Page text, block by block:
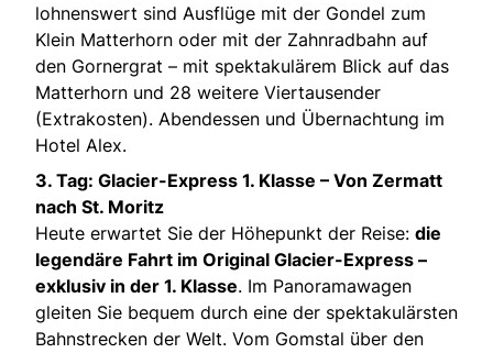
lohnenswert sind Ausflüge mit der Gondel zum
Klein Matterhorn oder mit der Zahnradbahn auf
den Gornergrat – mit spektakulärem Blick auf das
Matterhorn und 28 weitere Viertausender
(Extrakosten). Abendessen und Übernachtung im
Hotel Alex.
3. Tag: Glacier-Express 1. Klasse – Von Zermatt
nach St. Moritz
Heute erwartet Sie der Höhepunkt der Reise: die
legendäre Fahrt im Original Glacier-Express –
exklusiv in der 1. Klasse. Im Panoramawagen
gleiten Sie bequem durch eine der spektakulärsten
Bahnstrecken der Welt. Vom Gomstal über den